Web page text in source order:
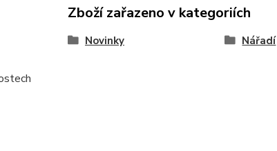
Zboží zařazeno v kategoriích
Novinky Nářadí